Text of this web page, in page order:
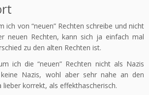
ich von “neuen” Rechten schreibe und nicht
neuen Rechten, kann sich ja einfach mal
zu den alten Rechten ist.
ich die “neuen” Rechten nicht als Nazis
Nazis, wohl aber sehr nahe an den
lieber korrekt, als effekthascherisch.